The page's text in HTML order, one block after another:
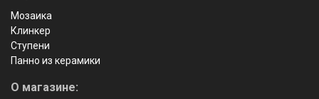
Мозаика
Клинкер
Ступени
Панно из керамики
О магазине: